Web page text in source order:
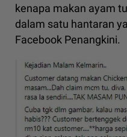
kenapa makan ayam
dalam satu hantaran
Facebook Penangkini.